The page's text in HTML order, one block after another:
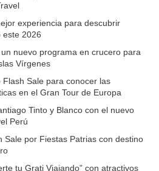
experiencia para descubrir
este 2026
nuevo programa en crucero para
Vírgenes
Sale para conocer las
en el Gran Tour de Europa
Tinto y Blanco con el nuevo
Perú
Sale por Fiestas Patrias con destino
tu Grati Viajando” con atractivos